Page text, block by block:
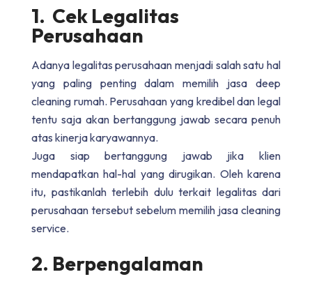
1. Cek Legalitas
Perusahaan
Adanya legalitas perusahaan menjadi salah satu hal
yang paling penting dalam memilih jasa deep
cleaning rumah. Perusahaan yang kredibel dan legal
tentu saja akan bertanggung jawab secara penuh
atas kinerja karyawannya.
Juga siap bertanggung jawab jika klien
mendapatkan hal-hal yang dirugikan. Oleh karena
itu, pastikanlah terlebih dulu terkait legalitas dari
perusahaan tersebut sebelum memilih jasa cleaning
service.
2. Berpengalaman